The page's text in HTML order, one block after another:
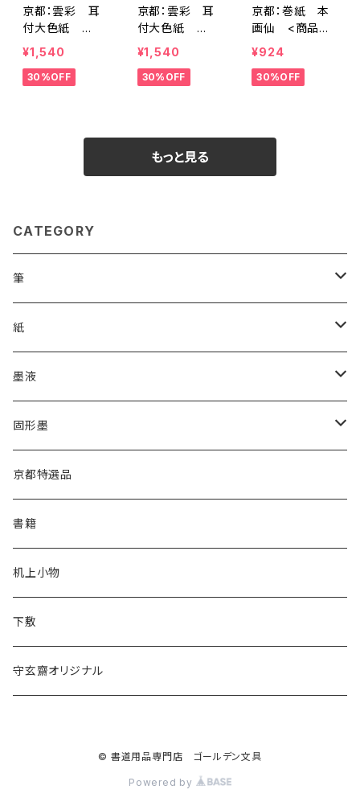
京都：雲彩 耳
付大色紙
「緑」 1冊5枚入
り <商品番号1
837>
¥1,540
30%OFF
京都：雲彩 耳
付大色紙
「桜」 1冊5枚入
り <商品番号1
838>
¥1,540
30%OFF
京都：巻紙 本
画仙 <商品番
号1841>
¥924
30%OFF
もっと見る
CATEGORY
筆
漢字用
高誠堂
あかしや
菊壽堂
唐筆
かな用
高誠堂
あかしや
菊壽堂
紙
漢字用
半紙
半切
かな用
半紙
半切
墨液
漢字用
かな用
固形墨
漢字用
かな用
京都特選品
書籍
机上小物
下敷
守玄齋オリジナル
© 書道用品専門店 ゴールデン文具
Powered by